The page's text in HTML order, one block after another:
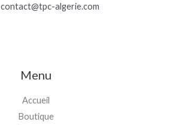
contact@tpc-algerie.com
Menu
Accueil
Boutique